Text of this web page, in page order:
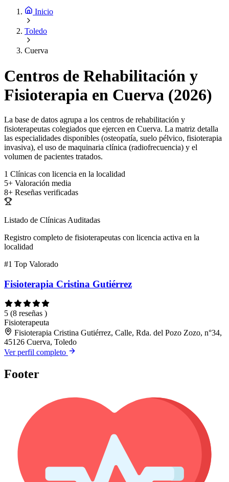
Inicio
Toledo
Cuerva
Centros de Rehabilitación y
Fisioterapia en Cuerva (2026)
La base de datos agrupa a los centros de rehabilitación y
fisioterapeutas colegiados que ejercen en Cuerva. La matriz detalla
las especialidades disponibles (osteopatía, suelo pélvico, fisioterapia
invasiva), el uso de maquinaria clínica (radiofrecuencia) y el
volumen de pacientes tratados.
1 Clínicas con licencia en la localidad
5+ Valoración media
8+ Reseñas verificadas
Listado de Clínicas Auditadas
Registro completo de fisioterapeutas con licencia activa en la
localidad
#1 Top Valorado
Fisioterapia Cristina Gutiérrez
5 (8 reseñas )
Fisioterapeuta
Fisioterapia Cristina Gutiérrez, Calle, Rda. del Pozo Zozo, n°34,
45126 Cuerva, Toledo
Ver perfil completo
Footer